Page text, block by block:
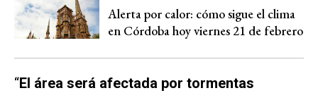
Alerta por calor: cómo sigue el clima
en Córdoba hoy viernes 21 de febrero
“El área será afectada por tormentas